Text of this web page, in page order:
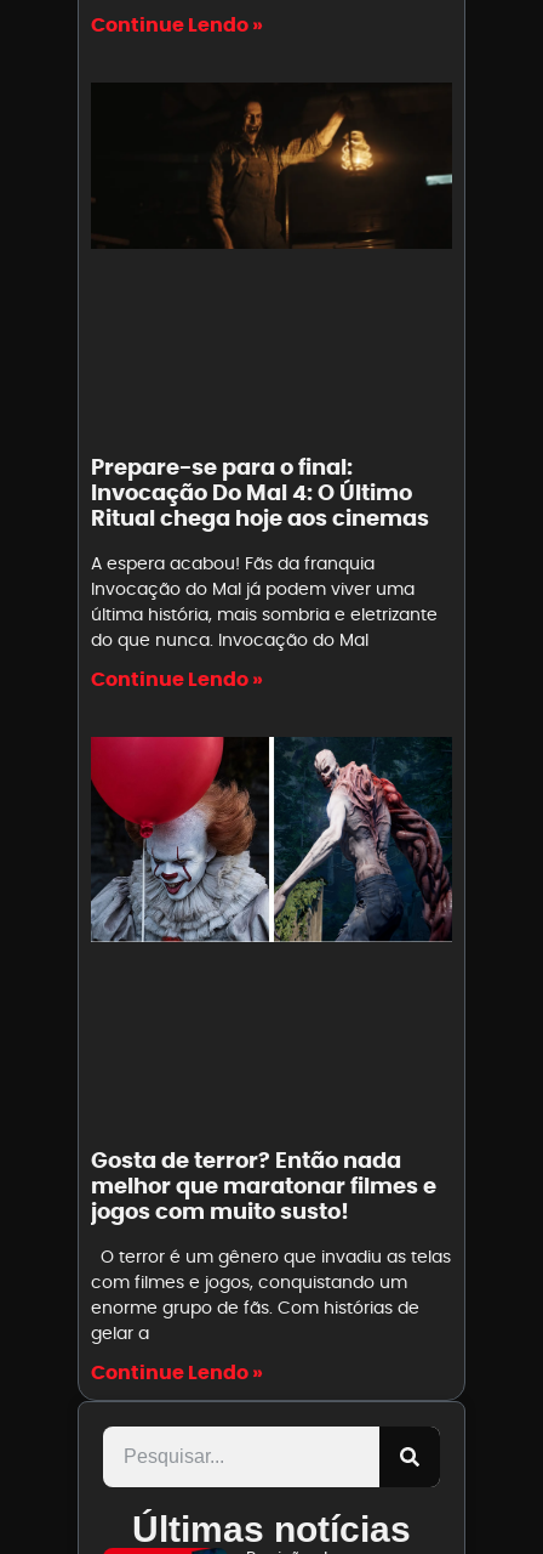
Continue Lendo »
Prepare-se para o final:
Invocação Do Mal 4: O Último
Ritual chega hoje aos cinemas
A espera acabou! Fãs da franquia
Invocação do Mal já podem viver uma
última história, mais sombria e eletrizante
do que nunca. Invocação do Mal
Continue Lendo »
Gosta de terror? Então nada
melhor que maratonar filmes e
jogos com muito susto!
O terror é um gênero que invadiu as telas
com filmes e jogos, conquistando um
enorme grupo de fãs. Com histórias de
gelar a
Continue Lendo »
Últimas notícias